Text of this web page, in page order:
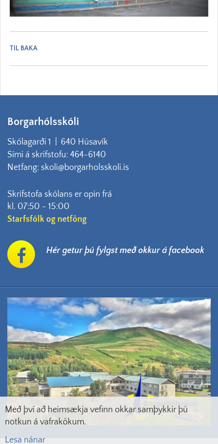
TIL BAKA
Borgarhólsskóli
Skólagarði 1 | 640 Húsavík
Sími á skrifstofu: 464-6140
Netfang: skoli@borgarholsskoli.is
Skrifstofa skólans er opin frá
kl. 07:50 - 15:00
Starfsfólk og netföng
Hér getur þú fylgst með okkur á facebook
Með því að heimsækja vefinn okkar samþykkir þú
notkun á vafrakökum.
Lesa nánar